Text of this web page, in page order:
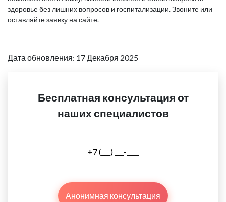
здоровье без лишних вопросов и госпитализации. Звоните или
оставляйте заявку на сайте.
Дата обновления: 17 Декабря 2025
Бесплатная консультация от
наших специалистов
Анонимная консультация